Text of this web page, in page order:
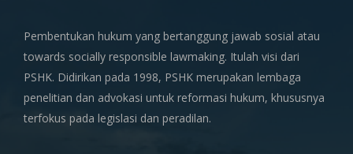
Pembentukan hukum yang bertanggung jawab sosial atau
towards socially responsible lawmaking. Itulah visi dari
PSHK. Didirikan pada 1998, PSHK merupakan lembaga
penelitian dan advokasi untuk reformasi hukum, khususnya
terfokus pada legislasi dan peradilan.